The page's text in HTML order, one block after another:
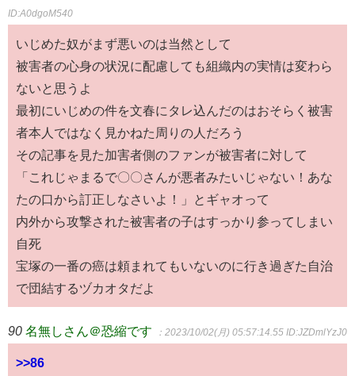
ID:A0dgoM540
いじめた奴がまず悪いのは当然として
被害者の心身の状況に配慮しても組織内の実情は変わら
ないと思うよ
最初にいじめの件を文春にタレ込んだのはおそらく被害
者本人ではなく見かねた周りの人だろう
その記事を見た加害者側のファンが被害者に対して
「これじゃまるで〇〇さんが悪者みたいじゃない！あな
たの口から訂正しなさいよ！」とギャオって
内外から攻撃された被害者の子はすっかり参ってしまい
自死
宝塚の一番の癌は頼まれてもいないのに行き過ぎた自治
で団結するヅカオタだよ
90 名無しさん＠恐縮です ：2023/10/02(月) 05:57:14.55 ID:JZDmlYzJ0
>>86